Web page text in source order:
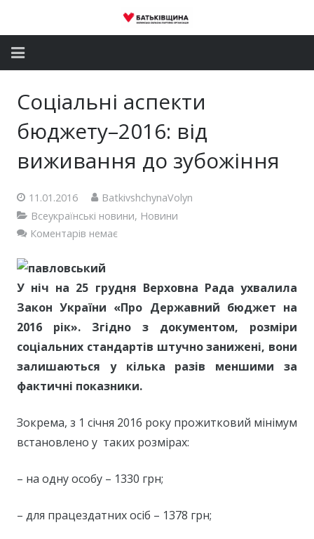
Громадські приймальні
Соціальні аспекти
бюджету–2016: від
виживання до зубожіння
11.01.2016
BatkivshchynaVolyn
Всеукраїнські новини, Новини
Коментарів немає
У ніч на 25 грудня Верховна Рада ухвалила
Закон України «Про Державний бюджет на
2016 рік». Згідно з документом, розміри
соціальних стандартів штучно занижені, вони
залишаються у кілька разів меншими за
фактичні показники.
Зокрема, з 1 січня 2016 року прожитковий мінімум
встановлено у таких розмірах:
– на одну особу – 1330 грн;
– для працездатних осіб – 1378 грн;